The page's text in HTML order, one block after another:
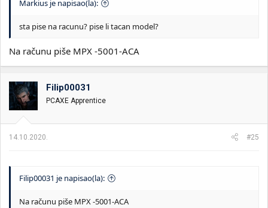
Markius je napisao(la):
sta pise na racunu? pise li tacan model?
Na računu piše MPX -5001-ACA
Filip00031
PCAXE Apprentice
14.10.2020. #25
Filip00031 je napisao(la):
Na računu piše MPX -5001-ACA